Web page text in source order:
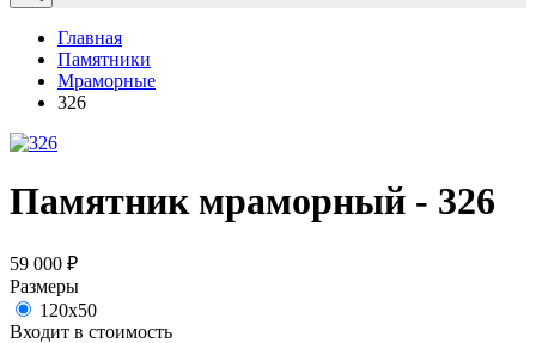
Главная
Памятники
Мраморные
326
Памятник мраморный - 326
59 000 ₽
Размеры
120х50
Входит в стоимость